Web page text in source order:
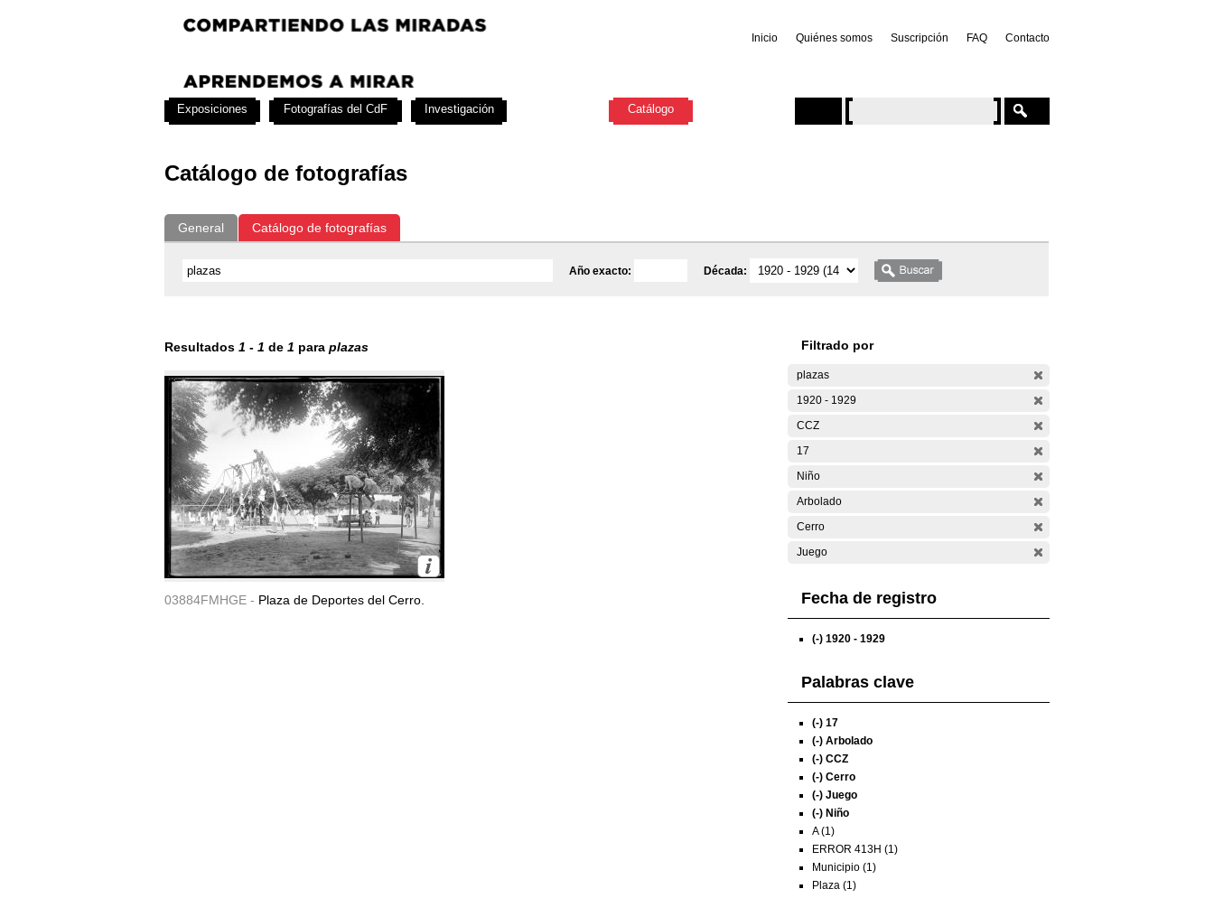
Inicio Quiénes somos Suscripción FAQ Contacto
Catálogo de fotografías
General Catálogo de fotografías
Año exacto: Década:
Resultados 1 - 1 de 1 para plazas
03884FMHGE - Plaza de Deportes del Cerro.
Filtrado por
plazas
1920 - 1929
CCZ
17
Niño
Arbolado
Cerro
Juego
Fecha de registro
(-) 1920 - 1929
Palabras clave
(-) 17
(-) Arbolado
(-) CCZ
(-) Cerro
(-) Juego
(-) Niño
A (1)
ERROR 413H (1)
Municipio (1)
Plaza (1)
Exposiciones Fotografías del CdF Investigación Catálogo